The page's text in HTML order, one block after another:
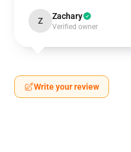
Z Zachary
Verified owner
Write your review